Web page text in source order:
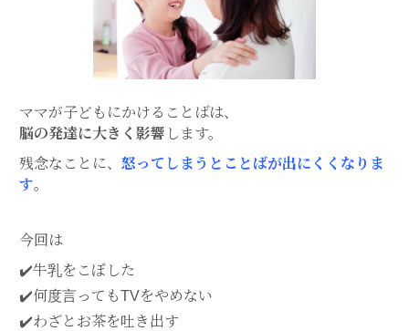
ママが子どもにかけることばは、
脳の発達に大きく影響 します。
残念なことに、怒ってしまうとことばが出にくくなりま
す。
今回は
✔️牛乳をこぼした
✔️何度言ってもTVをやめない
✔️わざとお茶を吐き出す